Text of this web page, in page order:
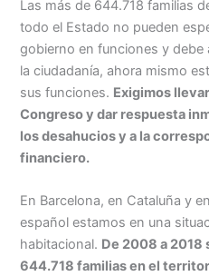
Las más de 644.718 familias
todo el Estado no pueden
gobierno en funciones y debe
la ciudadanía, ahora mismo
sus funciones. Exigimos
Congreso y dar respuesta
los desahucios y a la
financiero.
En Barcelona, en Cataluña y
español estamos en una
habitacional. De 2008 a 2018
644.718 familias en el